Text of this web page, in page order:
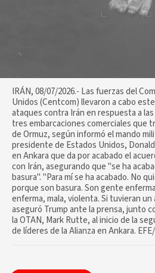
IRÁN, 08/07/2026.- Las fuerzas del
Unidos (Centcom) llevaron a cabo
ataques contra Irán en respuesta a
tres embarcaciones comerciales que
de Ormuz, según informó el mando
presidente de Estados Unidos,
en Ankara que da por acabado el
con Irán, asegurando que "se ha
basura". "Para mí se ha acabado. No
porque son basura. Son gente
enferma, mala, violenta. Si tuvieran un
aseguró Trump ante la prensa, junto
la OTAN, Mark Rutte, al inicio de la
de líderes de la Alianza en Ankara.